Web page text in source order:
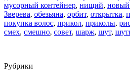
мусорный контейнер, нищий,
Зверева, обезьяна, орбит, открытка,
покупка волос, прикол, приколы,
смех, смешно, совет, шарж, шут,
Рубрики